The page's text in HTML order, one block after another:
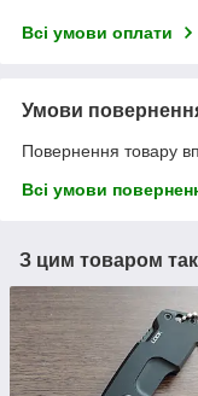
Всі умови оплати
Умови
Повернення товару
Всі умови
З цим товаром